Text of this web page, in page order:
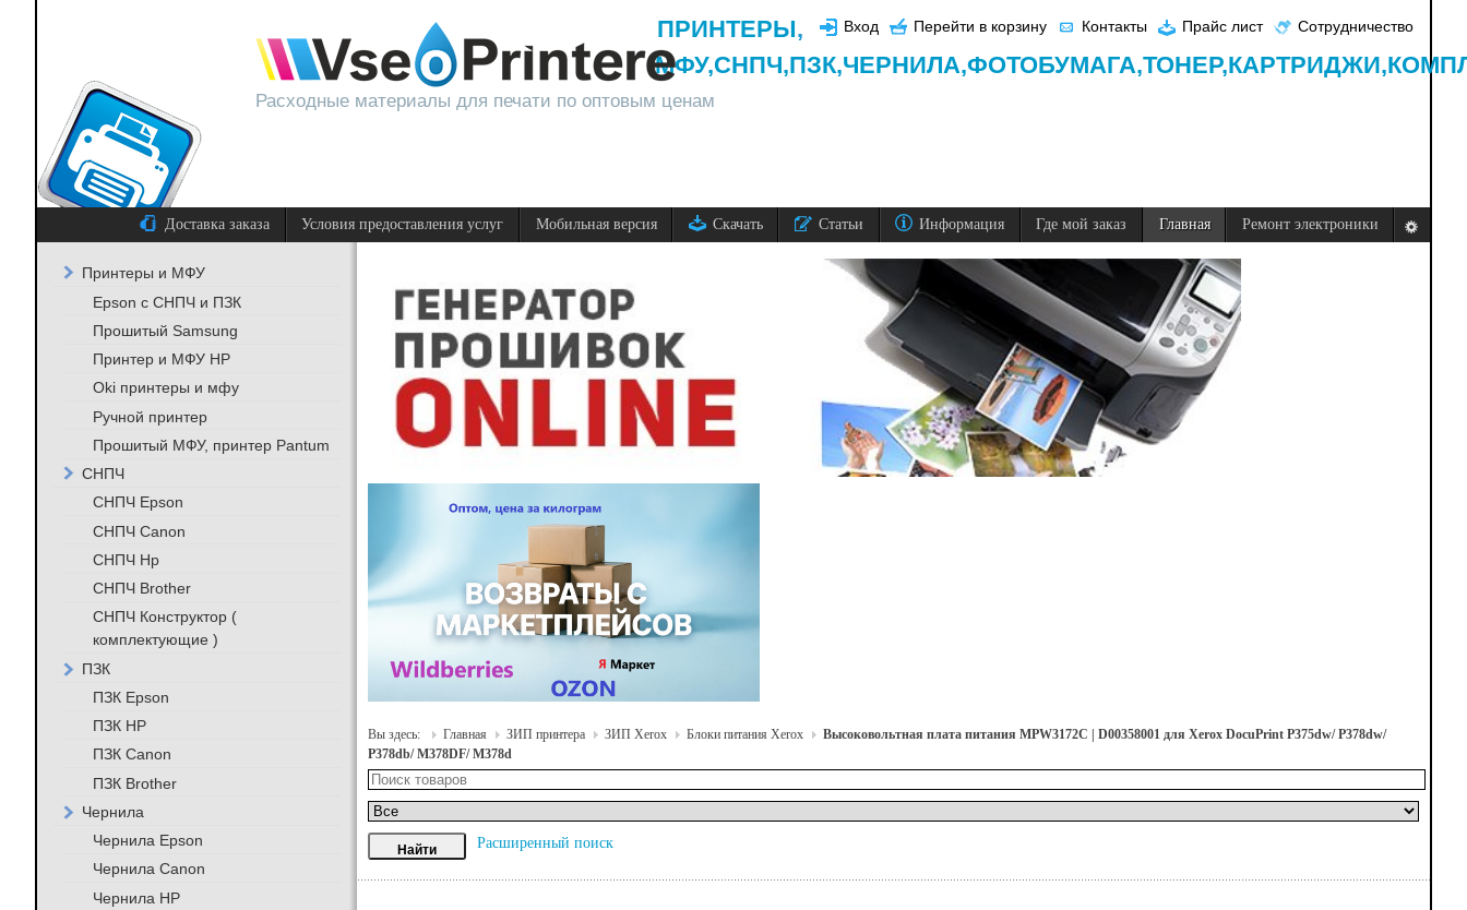
Расходные материалы для печати по оптовым ценам
Вход Перейти в корзину Контакты Прайс лист Сотрудничество
ПРИНТЕРЫ,
МФУ,СНПЧ,ПЗК,ЧЕРНИЛА,ФОТОБУМАГА,ТОНЕР,КАРТРИДЖИ,
Доставка заказа Условия предоставления услуг Мобильная версия Скачать Статьи Информация Где мой заказ Главная Ремонт электроники
Вы здесь: Главная ЗИП принтера ЗИП Xerox Блоки питания Xerox
Высоковольтная плата питания MPW3172C | D00358001 для Xerox DocuPrint P375dw/ P378dw/
P378db/ M378DF/ M378d
Расширенный поиск
Принтеры и МФУ
Epson с СНПЧ и ПЗК
Прошитый Samsung
Принтер и МФУ HP
Oki принтеры и мфу
Ручной принтер
Прошитый МФУ, принтер Pantum
СНПЧ
СНПЧ Epson
СНПЧ Canon
СНПЧ Hp
СНПЧ Brother
СНПЧ Конструктор (
комплектующие )
ПЗК
ПЗК Epson
ПЗК HP
ПЗК Canon
ПЗК Brother
Чернила
Чернила Epson
Чернила Canon
Чернила HP